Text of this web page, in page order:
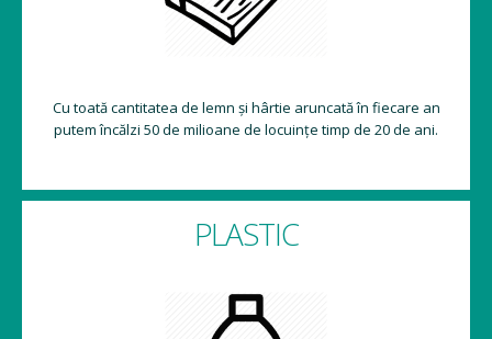
Cu toată cantitatea de lemn și hârtie aruncată în fiecare an
putem încălzi 50 de milioane de locuințe timp de 20 de ani.
PLASTIC